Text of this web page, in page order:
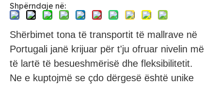
Shpërndaje në:
Shërbimet tona të transportit të mallrave në
Portugali janë krijuar për t'ju ofruar nivelin më
të lartë të besueshmërisë dhe fleksibilitetit.
Ne e kuptojmë se çdo dërgesë është unike